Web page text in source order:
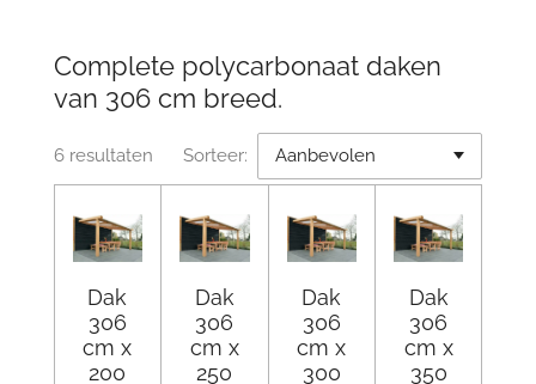
Complete polycarbonaat daken
van 306 cm breed.
6 resultaten Sorteer:
Dak
306
cm x
200
Dak
306
cm x
250
Dak
306
cm x
300
Dak
306
cm x
350